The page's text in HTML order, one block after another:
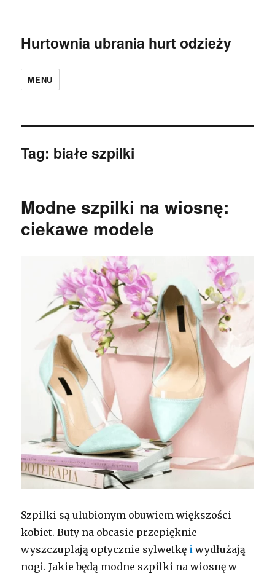
Hurtownia ubrania hurt odzieży
MENU
Tag: białe szpilki
Modne szpilki na wiosnę:
ciekawe modele
Szpilki są ulubionym obuwiem większości
kobiet. Buty na obcasie przepięknie
wyszczuplają optycznie sylwetkę i wydłużają
nogi. Jakie będą modne szpilki na wiosnę w